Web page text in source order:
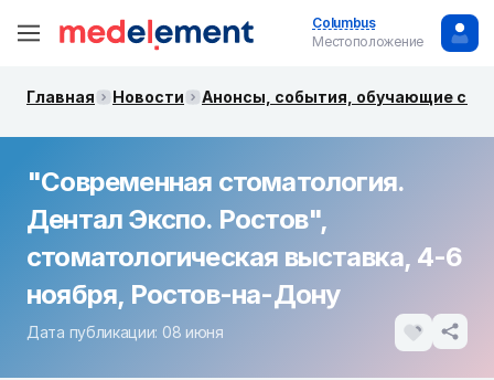
Columbus
Местоположение
Главная Новости Анонсы, события, обучающие
"Современная стоматология.
Дентал Экспо. Ростов",
стоматологическая выставка, 4-6
ноября, Ростов-на-Дону
Дата публикации: 08 июня